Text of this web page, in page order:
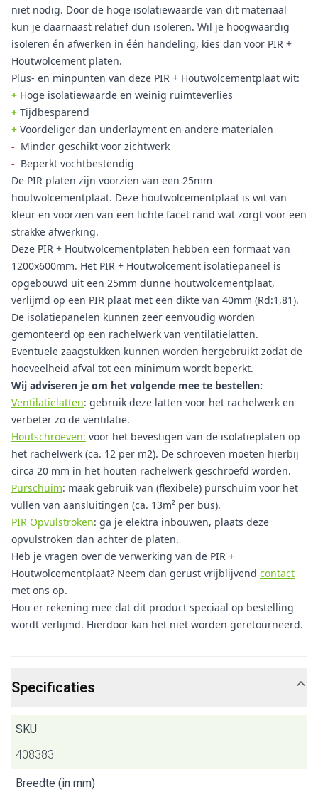
niet nodig. Door de hoge isolatiewaarde van dit materiaal
kun je daarnaast relatief dun isoleren. Wil je hoogwaardig
isoleren én afwerken in één handeling, kies dan voor PIR +
Houtwolcement platen.
Plus- en minpunten van deze PIR + Houtwolcementplaat wit:
+ Hoge isolatiewaarde en weinig ruimteverlies
+ Tijdbesparend
+ Voordeliger dan underlayment en andere materialen
- Minder geschikt voor zichtwerk
- Beperkt vochtbestendig
De PIR platen zijn voorzien van een 25mm
houtwolcementplaat. Deze houtwolcementplaat is wit van
kleur en voorzien van een lichte facet rand wat zorgt voor een
strakke afwerking.
Deze PIR + Houtwolcementplaten hebben een formaat van
1200x600mm. Het PIR + Houtwolcement isolatiepaneel is
opgebouwd uit een 25mm dunne houtwolcementplaat,
verlijmd op een PIR plaat met een dikte van 40mm (Rd:1,81).
De isolatiepanelen kunnen zeer eenvoudig worden
gemonteerd op een rachelwerk van ventilatielatten.
Eventuele zaagstukken kunnen worden hergebruikt zodat de
hoeveelheid afval tot een minimum wordt beperkt.
Wij adviseren je om het volgende mee te bestellen:
Ventilatielatten: gebruik deze latten voor het rachelwerk en
verbeter zo de ventilatie.
Houtschroeven: voor het bevestigen van de isolatieplaten op
het rachelwerk (ca. 12 per m2). De schroeven moeten hierbij
circa 20 mm in het houten rachelwerk geschroefd worden.
Purschuim: maak gebruik van (flexibele) purschuim voor het
vullen van aansluitingen (ca. 13m² per bus).
PIR Opvulstroken: ga je elektra inbouwen, plaats deze
opvulstroken dan achter de platen.
Heb je vragen over de verwerking van de PIR +
Houtwolcementplaat? Neem dan gerust vrijblijvend contact
met ons op.
Hou er rekening mee dat dit product speciaal op bestelling
wordt verlijmd. Hierdoor kan het niet worden geretourneerd.
Specificaties
SKU
408383
Breedte (in mm)